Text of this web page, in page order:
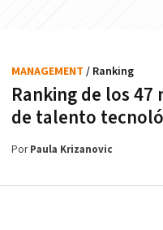
Ranking de los
de talento
MANAGEMENT / Ranking
PorPaula Krizanovic